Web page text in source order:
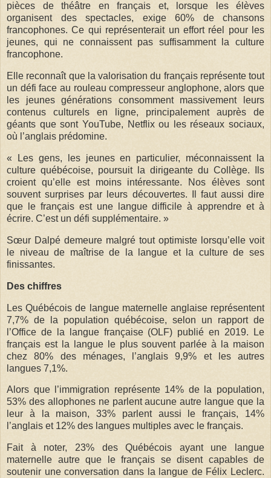
pièces de théâtre en français et, lorsque les élèves
organisent des spectacles, exige 60% de chansons
francophones. Ce qui représenterait un effort réel pour les
jeunes, qui ne connaissent pas suffisamment la culture
francophone.
Elle reconnaît que la valorisation du français représente tout
un défi face au rouleau compresseur anglophone, alors que
les jeunes générations consomment massivement leurs
contenus culturels en ligne, principalement auprès de
géants que sont YouTube, Netflix ou les réseaux sociaux,
où l’anglais prédomine.
« Les gens, les jeunes en particulier, méconnaissent la
culture québécoise, poursuit la dirigeante du Collège. Ils
croient qu’elle est moins intéressante. Nos élèves sont
souvent surprises par leurs découvertes. Il faut aussi dire
que le français est une langue difficile à apprendre et à
écrire. C’est un défi supplémentaire. »
Sœur Dalpé demeure malgré tout optimiste lorsqu’elle voit
le niveau de maîtrise de la langue et la culture de ses
finissantes.
Des chiffres
Les Québécois de langue maternelle anglaise représentent
7,7% de la population québécoise, selon un rapport de
l’Office de la langue française (OLF) publié en 2019. Le
français est la langue le plus souvent parlée à la maison
chez 80% des ménages, l’anglais 9,9% et les autres
langues 7,1%.
Alors que l’immigration représente 14% de la population,
53% des allophones ne parlent aucune autre langue que la
leur à la maison, 33% parlent aussi le français, 14%
l’anglais et 12% des langues multiples avec le français.
Fait à noter, 23% des Québécois ayant une langue
maternelle autre que le français se disent capables de
soutenir une conversation dans la langue de Félix Leclerc.